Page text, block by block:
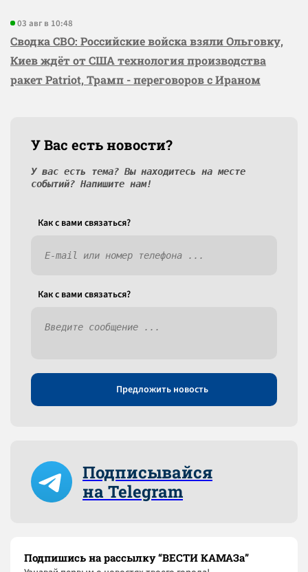
03 авг в 10:48
Сводка СВО: Российские войска взяли Ольговку,
Киев ждёт от США технология производства
ракет Patriot, Трамп - переговоров с Ираном
У Вас есть новости?
У вас есть тема? Вы находитесь на месте
событий? Напишите нам!
Как c вами связаться?
Как c вами связаться?
Предложить новость
Подписывайся
на Telegram
Подпишись на рассылку “ВЕСТИ КАМАЗа”